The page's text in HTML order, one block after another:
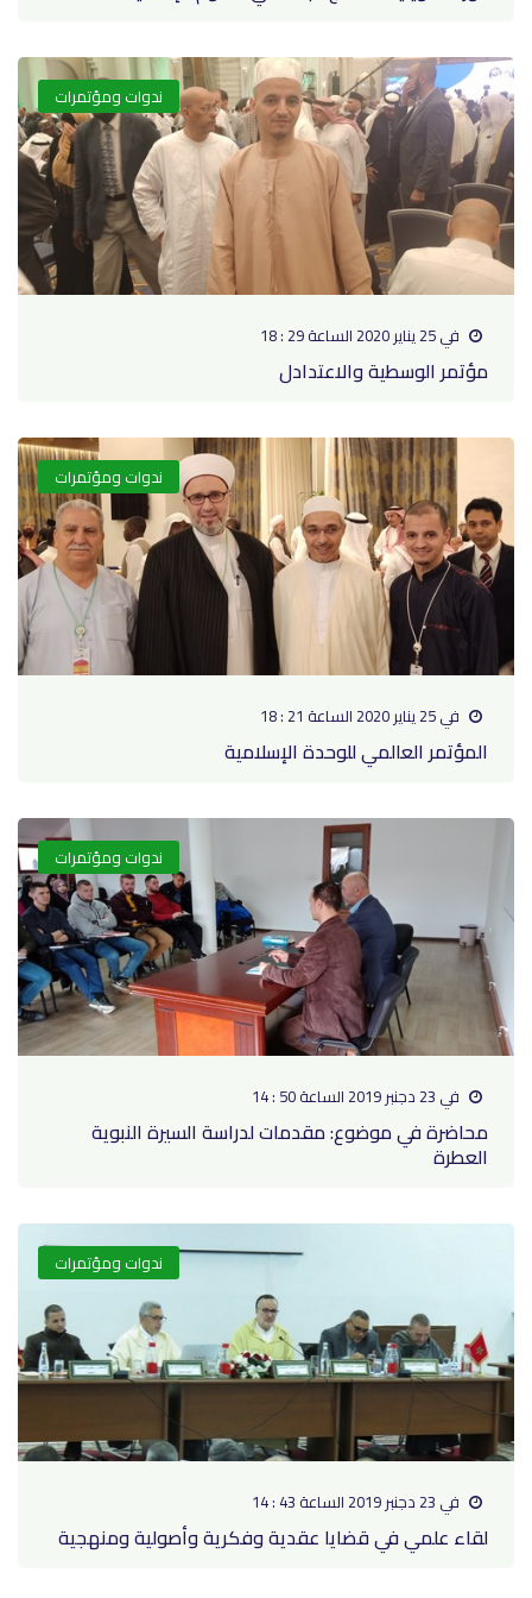
ندوات ومؤتمرات
في 25 يناير 2020 الساعة 29 : 18
مؤتمر الوسطية والاعتدادل
ندوات ومؤتمرات
في 25 يناير 2020 الساعة 21 : 18
المؤتمر العالمي للوحدة الإسلامية
ندوات ومؤتمرات
في 23 دجنبر 2019 الساعة 50 : 14
محاضرة في موضوع: مقدمات لدراسة السيرة النبوية
العطرة
ندوات ومؤتمرات
في 23 دجنبر 2019 الساعة 43 : 14
لقاء علمي في قضايا عقدية وفكرية وأصولية ومنهجية